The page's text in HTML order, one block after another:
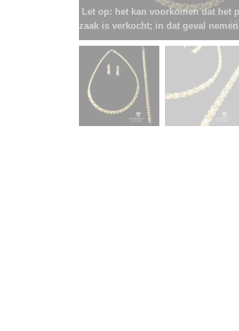
Let op: het kan voorkomen dat het
zaak is verkocht; in dat geval